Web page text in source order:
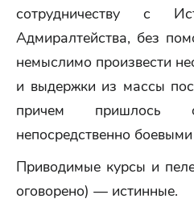
сотрудничеству с
Адмиралтейства, без
немыслимо произвести
и выдержки из массы
причем пришлось
непосредственно
Приводимые курсы и
оговорено) — истинные.